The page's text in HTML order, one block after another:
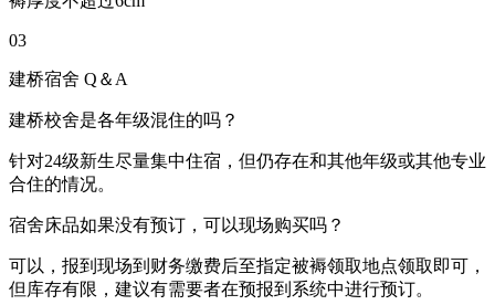
03
建桥宿舍 Q＆A
建桥校舍是各年级混住的吗？
针对24级新生尽量集中住宿，但仍存在和其他年级或其他专业
合住的情况。
宿舍床品如果没有预订，可以现场购买吗？
可以，报到现场到财务缴费后至指定被褥领取地点领取即可，
但库存有限，建议有需要者在预报到系统中进行预订。